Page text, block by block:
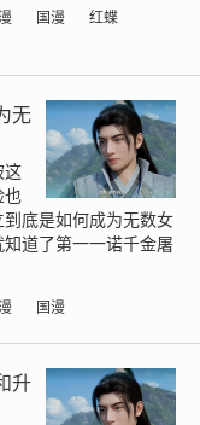
国漫
红蝶
无
这
也
底是如何成为无数女
道了第一一诺千金屠
国漫
升